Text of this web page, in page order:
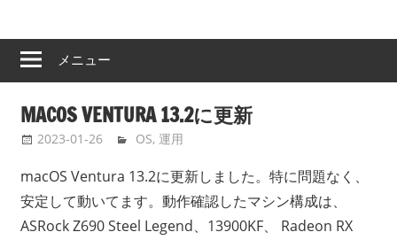
メニュー
MACOS VENTURA 13.2に更新
2023-01-26 bootmacos
OS, 運用
macOS Ventura 13.2に更新しました。特に問題なく、
安定して動いてます。動作確認したマシン構成は、
ASRock Z690 Steel Legend、13900KF、 Radeon RX